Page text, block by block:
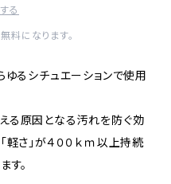
る
になります。
ゆるシチュエーションで使用
る原因となる汚れを防ぐ効
軽さ」が４００ｋｍ以上持続
す。